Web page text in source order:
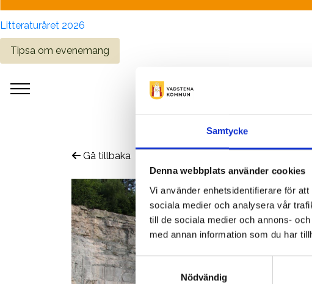
Samtycke
Denna webbplats använder cookies
Vi använder enhetsidentifierare för
sociala medier och analysera vår
till de sociala medier och annons-
med annan information som du har
Samtyckesval
Nödvändig
Litteraturåret 2026
Tipsa om evenemang
Gå tillbaka